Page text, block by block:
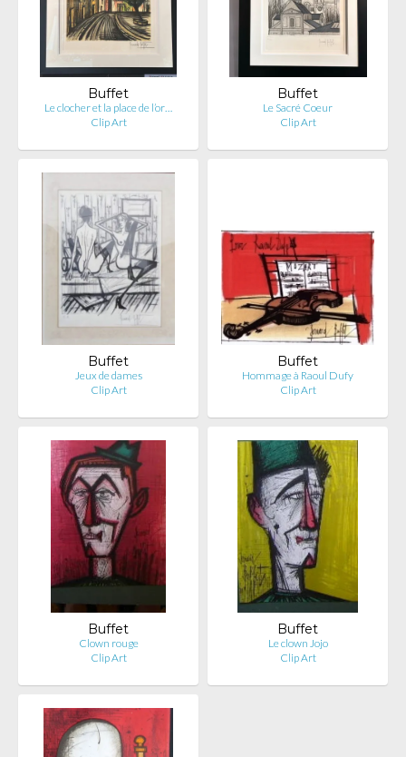
Buffet
Le clocher et la place de l’or…
Clip Art
Buffet
Le Sacré Coeur
Clip Art
Buffet
Jeux de dames
Clip Art
Buffet
Hommage à Raoul Dufy
Clip Art
Buffet
Clown rouge
Clip Art
Buffet
Le clown Jojo
Clip Art